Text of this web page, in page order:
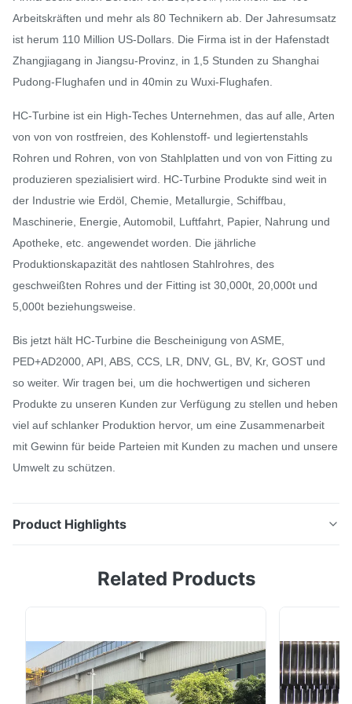
Arbeitskräften und mehr als 80 Technikern ab. Der Jahresumsatz
ist herum 110 Million US-Dollars. Die Firma ist in der Hafenstadt
Zhangjiagang in Jiangsu-Provinz, in 1,5 Stunden zu Shanghai
Pudong-Flughafen und in 40min zu Wuxi-Flughafen.
HC-Turbine ist ein High-Teches Unternehmen, das auf alle, Arten
von von von rostfreien, des Kohlenstoff- und legiertenstahls
Rohren und Rohren, von von Stahlplatten und von von Fitting zu
produzieren spezialisiert wird. HC-Turbine Produkte sind weit in
der Industrie wie Erdöl, Chemie, Metallurgie, Schiffbau,
Maschinerie, Energie, Automobil, Luftfahrt, Papier, Nahrung und
Apotheke, etc. angewendet worden. Die jährliche
Produktionskapazität des nahtlosen Stahlrohres, des
geschweißten Rohres und der Fitting ist 30,000t, 20,000t und
5,000t beziehungsweise.
Bis jetzt hält HC-Turbine die Bescheinigung von ASME,
PED+AD2000, API, ABS, CCS, LR, DNV, GL, BV, Kr, GOST und
so weiter. Wir tragen bei, um die hochwertigen und sicheren
Produkte zu unseren Kunden zur Verfügung zu stellen und heben
viel auf schlanker Produktion hervor, um eine Zusammenarbeit
mit Gewinn für beide Parteien mit Kunden zu machen und unsere
Umwelt zu schützen.
Product Highlights
nahtloser Kolben geschweißtes Fitting ab Porduct-
DIN2615, EN10253, GOST17376, JIS B2313, MSS SP
75, etc. Wandstärke Geschlechtskrankheit, XS, XXS,
SCH20, ...
Related Products